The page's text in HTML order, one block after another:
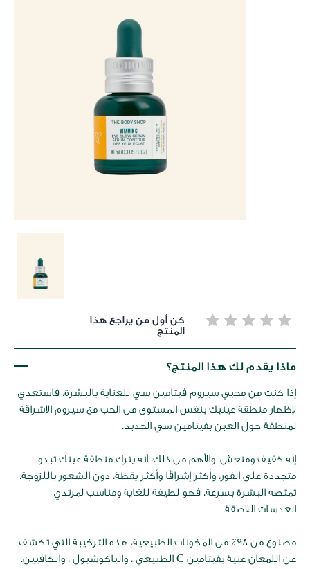
تخطي
بداية
معرض
كن أول من يراجع هذا
المنتج
ماذا يقدم لك هذا المنتج؟
إذا كنت من محبي سيروم فيتامين سي للعناية بالبشرة، فاستعدي
لإظهار منطقة عينيك بنفس المستوى من الحب مع سيروم الاشراقة
لمنطقة حول العين بفيتامين سي الجديد.
إنه خفيف ومنعش. والأهم من ذلك، أنه يترك منطقة عينك تبدو
متجددة على الفور، وأكثر إشراقًا وأكثر يقظة، دون الشعور باللزوجة.
تمتصه البشرة بسرعة، فهو لطيفة للغاية ومناسب لمرتدي
العدسات اللاصقة.
مصنوع من 98٪ من المكونات الطبيعية، هذه التركيبة التي تكشف
عن اللمعان غنية بفيتامين C الطبيعي ، والباكوشيول ، والكافيين.